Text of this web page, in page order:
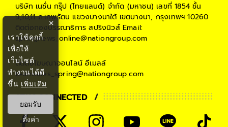
บริษัท เนชั่น กรุ๊ป (ไทยแลนด์) จำกัด (มหาชน) เลขที่ 1854 ชั้น
9,10,11 ถ.เทพรัตน แขวงบางนาใต้ เขตบางนา, กรุงเทพฯ 10260
ติดต่อกองบรรณาธิการ สปริงนิวส์Email:
springnews_online@nationgroup.com
ติดต่อโฆษณาออนไลน์ อีเมลล์
teamsales_spring@nationgroup.com
STAY CONNECTED
×
เราใช้คุกกี้
เพื่อให้
เว็บไซต์
ทำงานได้ดี
ขึ้น เพิ่มเติม
ยอมรับ
ตั้งค่า